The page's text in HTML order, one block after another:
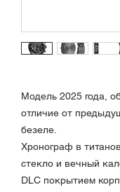
Модель 2025 года,
отличие от
безеле.
Хронограф в
стекло и вечный
DLC покрытием